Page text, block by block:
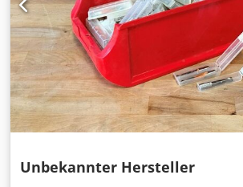
Unbekannter Hersteller